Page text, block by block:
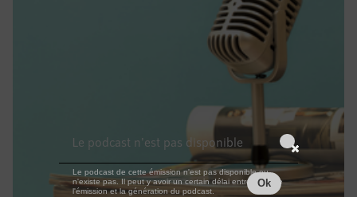
Le podcast n'est pas disponible
Le podcast de cette émission n'est pas disponible ou
n'existe pas. Il peut y avoir un certain délai entre la fin de
l'émission et la génération du podcast.
Ok